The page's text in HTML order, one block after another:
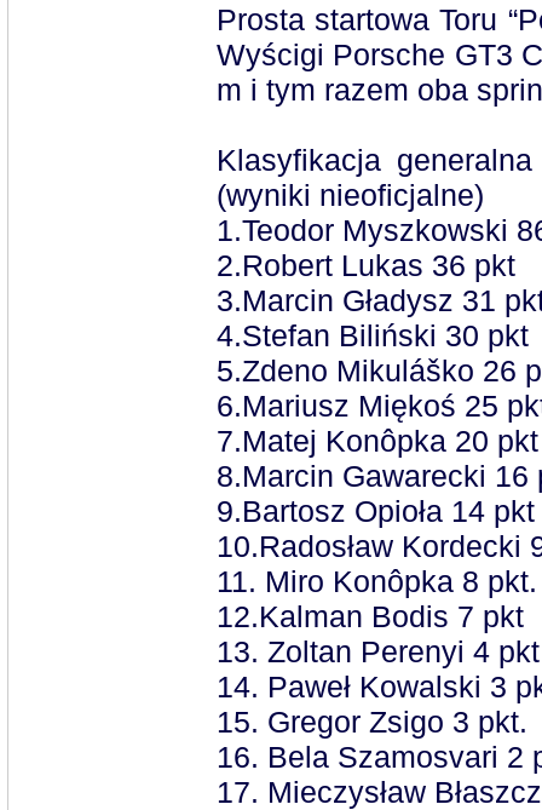
Prosta startowa Toru
Wyścigi Porsche GT3
m i tym razem oba
Klasyfikacja
(wyniki nieoficjalne)
1.Teodor Myszkowski
2.Robert Lukas 36 pkt
3.Marcin Gładysz 31
4.Stefan Biliński 30 pkt
5.Zdeno Mikuláško 26
6.Mariusz Miękoś 25
7.Matej Konôpka 20 pkt
8.Marcin Gawarecki 16
9.Bartosz Opioła 14 pkt
10.Radosław Kordecki
11. Miro Konôpka 8 pkt.
12.Kalman Bodis 7 pkt
13. Zoltan Perenyi 4 pkt
14. Paweł Kowalski 3
15. Gregor Zsigo 3 pkt.
16. Bela Szamosvari 2
17. Mieczysław